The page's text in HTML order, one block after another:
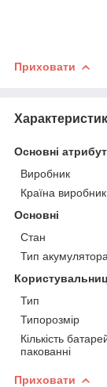
Приховати
Основні
Виробник
Країна виробник
Основні
Стан
Тип акумулятора
Тип
Типорозмір
Кількість
пакованні
Приховати